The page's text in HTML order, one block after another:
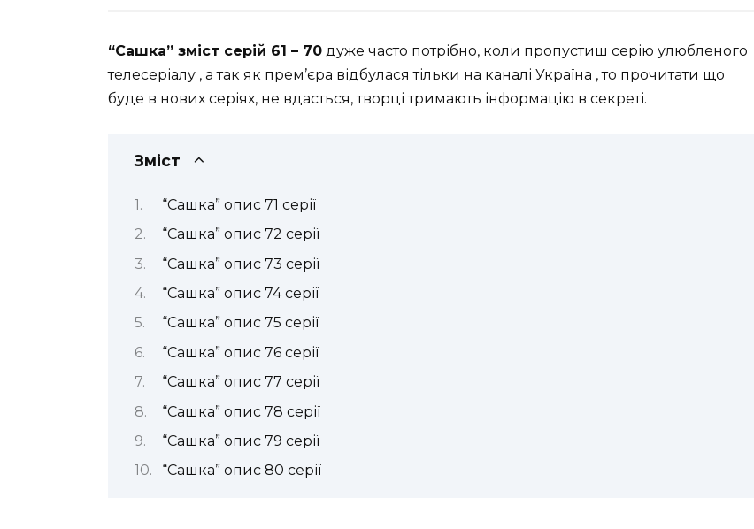
“Сашка” зміст серій 61 – 70 дуже часто потрібно, коли пропустиш серію улюбленого
телесеріалу , а так як прем’єра відбулася тільки на каналі Україна , то прочитати що
буде в нових серіях, не вдасться, творці тримають інформацію в секреті.
Зміст
“Сашка” опис 71 серії
“Сашка” опис 72 серії
“Сашка” опис 73 серії
“Сашка” опис 74 серії
“Сашка” опис 75 серії
“Сашка” опис 76 серії
“Сашка” опис 77 серії
“Сашка” опис 78 серії
“Сашка” опис 79 серії
“Сашка” опис 80 серії